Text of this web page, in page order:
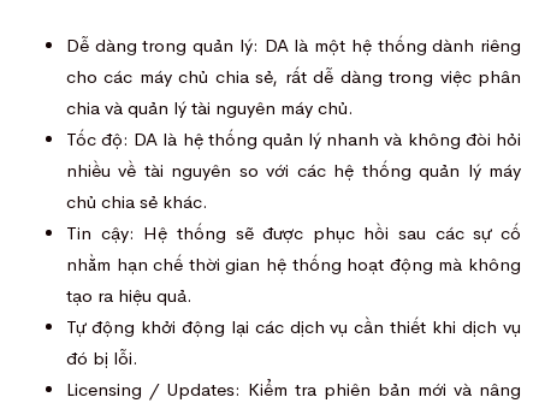
Dễ dàng trong quản lý: DA là một hệ thống dành riêng
cho các máy chủ chia sẻ, rất dễ dàng trong việc phân
chia và quản lý tài nguyên máy chủ.
Tốc độ: DA là hệ thống quản lý nhanh và không đòi hỏi
nhiều về tài nguyên so với các hệ thống quản lý máy
chủ chia sẻ khác.
Tin cậy: Hệ thống sẽ được phục hồi sau các sự cố
nhằm hạn chế thời gian hệ thống hoạt động mà không
tạo ra hiệu quả.
Tự động khởi động lại các dịch vụ cần thiết khi dịch vụ
đó bị lỗi.
Licensing / Updates: Kiểm tra phiên bản mới và nâng